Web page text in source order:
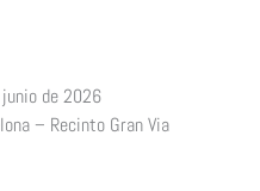
de 2026
– Recinto Gran Via